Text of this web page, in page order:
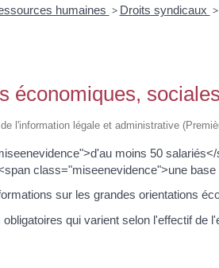
humaines > Droits syndicaux >
économiques,
l'information légale et administrative
moins 50
class="miseenevidence">une
sur les grandes orientations
qui varient selon l'effectif de